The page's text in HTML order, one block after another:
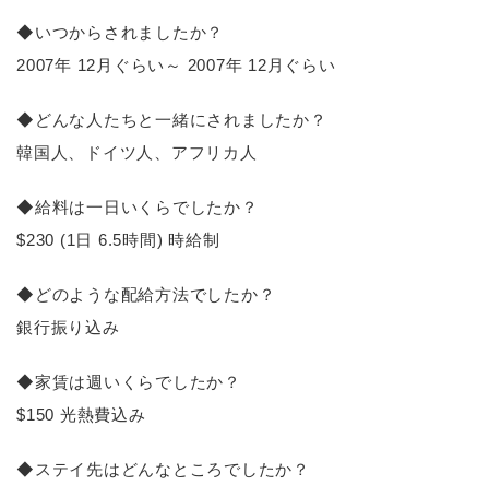
◆いつからされましたか？
2007年 12月ぐらい～ 2007年 12月ぐらい
◆どんな人たちと一緒にされましたか？
韓国人、ドイツ人、アフリカ人
◆給料は一日いくらでしたか？
$230 (1日 6.5時間) 時給制
◆どのような配給方法でしたか？
銀行振り込み
◆家賃は週いくらでしたか？
$150 光熱費込み
◆ステイ先はどんなところでしたか？